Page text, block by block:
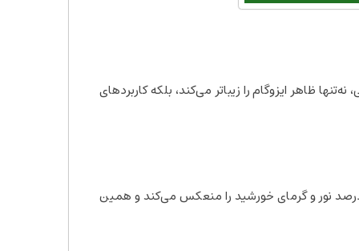
ظاهر ایزوگام را زیباتر می‌کند، بلکه کاربردهای
مهم‌ترین ویژگی‌های ایزوگام فویل‌دار، قدرت بالای آن در بازتاب نور خورشید است. فویل آلومینیومی به‌طور میانگین تا ۸۵ درصد نور و گرمای خورشید را منعکس می‌کند و همین